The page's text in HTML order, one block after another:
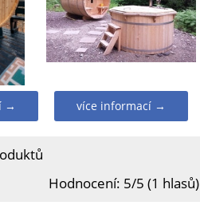
→ více informací →
Hodnocení: 5/5 (1 hlasů)